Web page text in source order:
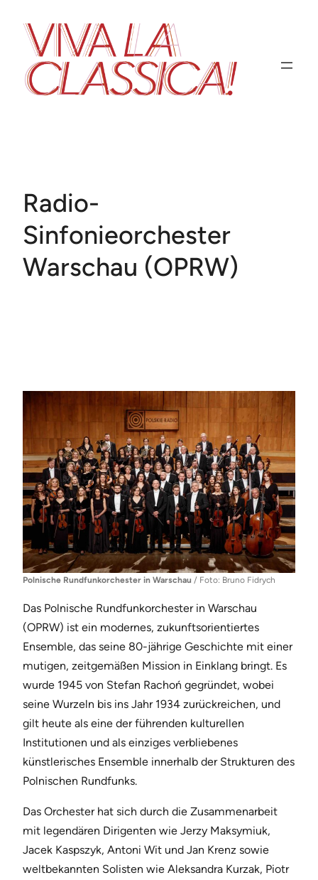
Inhalt
springen
Radio-
Sinfonieorchester
Warschau (OPRW)
Polnische Rundfunkorchester in Warschau / Foto: Bruno Fidrych
Das Polnische Rundfunkorchester in Warschau
(OPRW) ist ein modernes, zukunftsorientiertes
Ensemble, das seine 80-jährige Geschichte mit einer
mutigen, zeitgemäßen Mission in Einklang bringt. Es
wurde 1945 von Stefan Rachoń gegründet, wobei
seine Wurzeln bis ins Jahr 1934 zurückreichen, und
gilt heute als eine der führenden kulturellen
Institutionen und als einziges verbliebenes
künstlerisches Ensemble innerhalb der Strukturen des
Polnischen Rundfunks.
Das Orchester hat sich durch die Zusammenarbeit
mit legendären Dirigenten wie Jerzy Maksymiuk,
Jacek Kaspszyk, Antoni Wit und Jan Krenz sowie
weltbekannten Solisten wie Aleksandra Kurzak, Piotr